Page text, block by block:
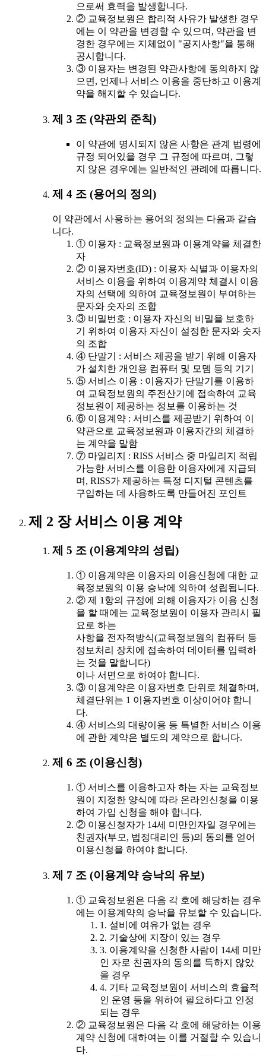
으로써 효력을 발생합니다.
② 교육정보원은 합리적 사유가 발생한 경우
에는 이 약관을 변경할 수 있으며, 약관을 변
경한 경우에는 지체없이 "공지사항"을 통해
공시합니다.
③ 이용자는 변경된 약관사항에 동의하지 않
으면, 언제나 서비스 이용을 중단하고 이용계
약을 해지할 수 있습니다.
제 3 조 (약관외 준칙)
이 약관에 명시되지 않은 사항은 관계 법령에
규정 되어있을 경우 그 규정에 따르며, 그렇
지 않은 경우에는 일반적인 관례에 따릅니다.
제 4 조 (용어의 정의)
이 약관에서 사용하는 용어의 정의는 다음과 같습
니다.
① 이용자 : 교육정보원과 이용계약을 체결한
자
② 이용자번호(ID) : 이용자 식별과 이용자의
서비스 이용을 위하여 이용계약 체결시 이용
자의 선택에 의하여 교육정보원이 부여하는
문자와 숫자의 조합
③ 비밀번호 : 이용자 자신의 비밀을 보호하
기 위하여 이용자 자신이 설정한 문자와 숫자
의 조합
④ 단말기 : 서비스 제공을 받기 위해 이용자
가 설치한 개인용 컴퓨터 및 모뎀 등의 기기
⑤ 서비스 이용 : 이용자가 단말기를 이용하
여 교육정보원의 주전산기에 접속하여 교육
정보원이 제공하는 정보를 이용하는 것
⑥ 이용계약 : 서비스를 제공받기 위하여 이
약관으로 교육정보원과 이용자간의 체결하
는 계약을 말함
⑦ 마일리지 : RISS 서비스 중 마일리지 적립
가능한 서비스를 이용한 이용자에게 지급되
며, RISS가 제공하는 특정 디지털 콘텐츠를
구입하는 데 사용하도록 만들어진 포인트
제 2 장 서비스 이용 계약
제 5 조 (이용계약의 성립)
① 이용계약은 이용자의 이용신청에 대한 교
육정보원의 이용 승낙에 의하여 성립됩니다.
② 제 1항의 규정에 의해 이용자가 이용 신청
을 할 때에는 교육정보원이 이용자 관리시 필
요로 하는
사항을 전자적방식(교육정보원의 컴퓨터 등
정보처리 장치에 접속하여 데이터를 입력하
는 것을 말합니다)
이나 서면으로 하여야 합니다.
③ 이용계약은 이용자번호 단위로 체결하며,
체결단위는 1 이용자번호 이상이어야 합니
다.
④ 서비스의 대량이용 등 특별한 서비스 이용
에 관한 계약은 별도의 계약으로 합니다.
제 6 조 (이용신청)
① 서비스를 이용하고자 하는 자는 교육정보
원이 지정한 양식에 따라 온라인신청을 이용
하여 가입 신청을 해야 합니다.
② 이용신청자가 14세 미만인자일 경우에는
친권자(부모, 법정대리인 등)의 동의를 얻어
이용신청을 하여야 합니다.
제 7 조 (이용계약 승낙의 유보)
① 교육정보원은 다음 각 호에 해당하는 경우
에는 이용계약의 승낙을 유보할 수 있습니다.
1. 설비에 여유가 없는 경우
2. 기술상에 지장이 있는 경우
3. 이용계약을 신청한 사람이 14세 미만
인 자로 친권자의 동의를 득하지 않았
을 경우
4. 기타 교육정보원이 서비스의 효율적
인 운영 등을 위하여 필요하다고 인정
되는 경우
② 교육정보원은 다음 각 호에 해당하는 이용
계약 신청에 대하여는 이를 거절할 수 있습니
다.